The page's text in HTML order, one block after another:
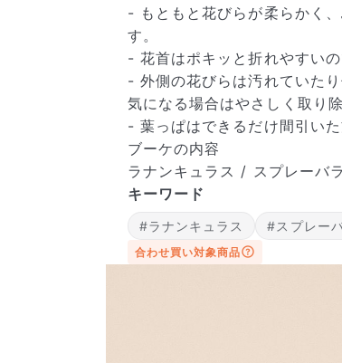
届いたお花に元気がなかった
もし届いたお花に「枯れている」
あった場合は、些細なことでもお
ださい。ご返金にて補償いたしま
- もともと花びらが柔らかく
す。
- 花首はポキッと折れやすいの
- 外側の花びらは汚れていたり
気になる場合はやさしく取り
- 葉っぱはできるだけ間引いた
ブーケの内容
ラナンキュラス / スプレーバラ
キーワード
#ラナンキュラス #スプレー
合わせ買い対象商品